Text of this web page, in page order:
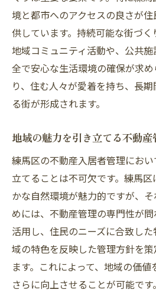
境と都市へのアクセスの良さが
供しています。持続可能な街づ
地域コミュニティ活動や、公共
全で安心な生活環境の確保が求
り、住む人々が愛着を持ち、長
る街が形成されます。
地域の魅力を引き立てる不動産
練馬区の不動産入居者管理にお
立てることは不可欠です。練馬
かな自然環境が魅力的ですが、
めには、不動産管理の専門性が
活用し、住民のニーズに合致し
域の特色を反映した管理方針を
ます。これによって、地域の価
さらに向上させることが可能です。